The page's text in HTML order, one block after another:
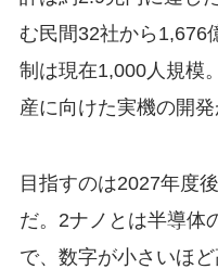
む民間32社から1,676
制は現在1,000人規模
産に向けた実機の開発
目指すのは2027年度
だ。2ナノとは半導体
で、数字が小さいほ